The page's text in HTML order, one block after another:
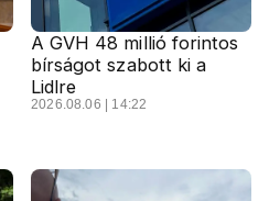
A GVH 48 millió forintos
bírságot szabott ki a
Lidlre
2026.08.06 | 14:22